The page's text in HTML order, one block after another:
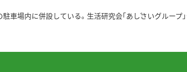
駐車場内に併設している。生活研究会｢あじさいグルー